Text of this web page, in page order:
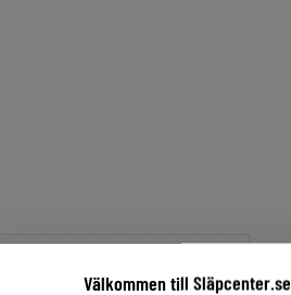
Välkommen till Släpcenter.se